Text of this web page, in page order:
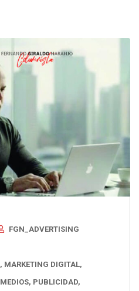
FGN_ADVERTISING
, MARKETING DIGITAL,
MEDIOS, PUBLICIDAD,